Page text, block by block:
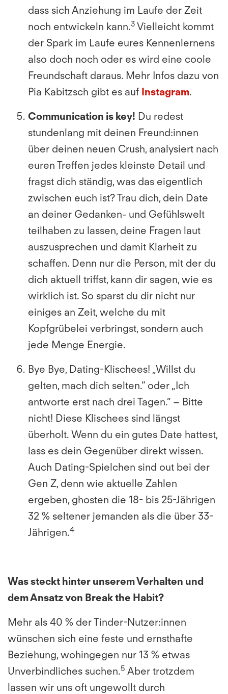
dass sich Anziehung im Laufe der Zeit
noch entwickeln kann.3 Vielleicht kommt
der Spark im Laufe eures Kennenlernens
also doch noch oder es wird eine coole
Freundschaft daraus. Mehr Infos dazu von
Pia Kabitzsch gibt es auf Instagram.
Communication is key! Du redest
stundenlang mit deinen Freund:innen
über deinen neuen Crush, analysiert nach
euren Treffen jedes kleinste Detail und
fragst dich ständig, was das eigentlich
zwischen euch ist? Trau dich, dein Date
an deiner Gedanken- und Gefühlswelt
teilhaben zu lassen, deine Fragen laut
auszusprechen und damit Klarheit zu
schaffen. Denn nur die Person, mit der du
dich aktuell triffst, kann dir sagen, wie es
wirklich ist. So sparst du dir nicht nur
einiges an Zeit, welche du mit
Kopfgrübelei verbringst, sondern auch
jede Menge Energie.
Bye Bye, Dating-Klischees! „Willst du
gelten, mach dich selten.” oder „Ich
antworte erst nach drei Tagen.” – Bitte
nicht! Diese Klischees sind längst
überholt. Wenn du ein gutes Date hattest,
lass es dein Gegenüber direkt wissen.
Auch Dating-Spielchen sind out bei der
Gen Z, denn wie aktuelle Zahlen
ergeben, ghosten die 18- bis 25-Jährigen
32 % seltener jemanden als die über 33-
Jährigen.4
Was steckt hinter unserem Verhalten und
dem Ansatz von Break the Habit?
Mehr als 40 % der Tinder-Nutzer:innen
wünschen sich eine feste und ernsthafte
Beziehung, wohingegen nur 13 % etwas
Unverbindliches suchen.5 Aber trotzdem
lassen wir uns oft ungewollt durch